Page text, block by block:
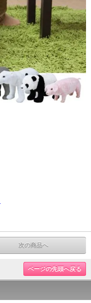
次の商品へ
ページの先頭へ戻る